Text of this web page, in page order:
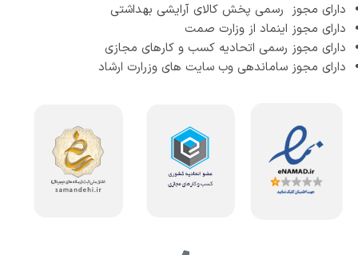
دارای مجوز رسمی پخش کالای آرایشی بهداشتی
دارای مجوز اینماد از وزارت صمت
دارای مجوز رسمی اتحادیه کسب و کارهای مجازی
دارای مجوز ساماندهی وب سایت های وزرارت ارشاد